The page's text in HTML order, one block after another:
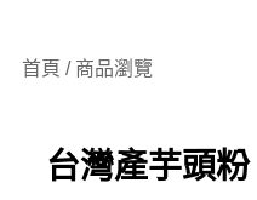
首頁 / 商品瀏覽
台灣產芋頭粉